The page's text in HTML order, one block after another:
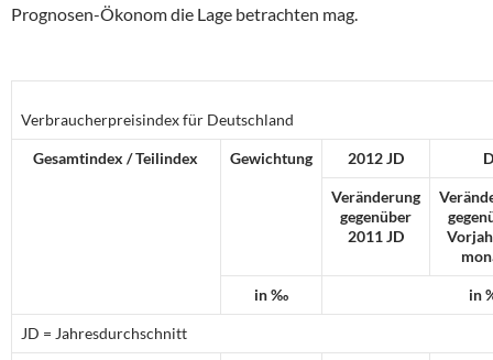
Prognosen-Ökonom die Lage betrachten mag.
Verbraucherpreisindex für Deutschland
Gesamtindex / Teilindex Gewichtung 2012 JD
Veränderung
gegenüber
2011 JD
in ‰ in
JD = Jahresdurchschnitt